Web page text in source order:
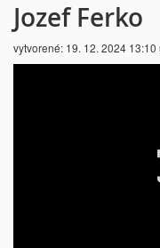
Jozef Ferko
vytvorené: 19. 12. 2024 13:10